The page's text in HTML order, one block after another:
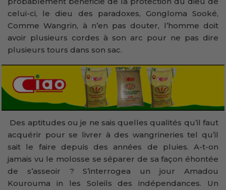
celui-ci, le dieu des paradoxes, Gongloma Sooké,
Comme Wangrin, à n’en pas douter, l’homme doit
avoir plusieurs cordes à son arc pour ne pas dire
plusieurs tours dans son sac.
Des aptitudes ou je ne sais quelles qualités qu’il faut
acquérir pour se livrer à des wangrineries tel qu’il
sait le faire depuis des années de pluies. A-t-on
jamais vu le molosse se séparer de sa façon éhontée
de s’asseoir ? S’interrogea un jour Amadou
Kourouma in les Soleils des indépendances. Un